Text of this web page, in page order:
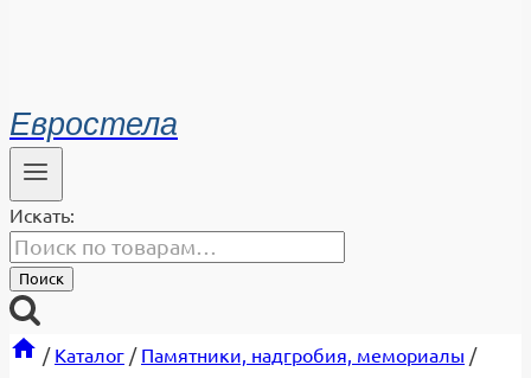
Евростела
Искать:
Поиск
/ Каталог / Памятники, надгробия, мемориалы /